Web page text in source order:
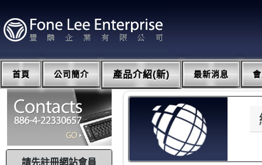
首頁 公司簡介 產品介紹(新) 最新消息
請先註冊網站會員